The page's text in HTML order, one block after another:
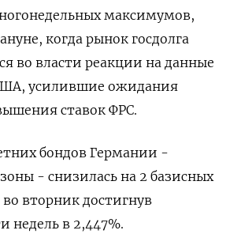
максимумов,
когда рынок госдолга
во власти реакции на данные
усилившие ожидания
ставок ФРС.
бондов Германии -
- снизилась на 2 базисных
вторник достигнув
недель в 2,447%.